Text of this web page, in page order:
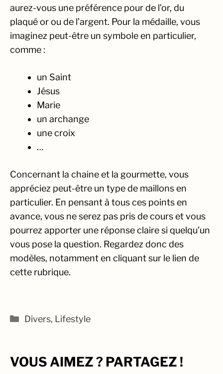
aurez-vous une préférence pour de l’or, du
plaqué or ou de l’argent. Pour la médaille, vous
imaginez peut-être un symbole en particulier,
comme :
un Saint
Jésus
Marie
un archange
une croix
…
Concernant la chaine et la gourmette, vous
appréciez peut-être un type de maillons en
particulier. En pensant à tous ces points en
avance, vous ne serez pas pris de cours et vous
pourrez apporter une réponse claire si quelqu’un
vous pose la question. Regardez donc des
modèles, notamment en cliquant sur le lien de
cette rubrique.
Catégories
Divers, Lifestyle
VOUS AIMEZ ? PARTAGEZ !